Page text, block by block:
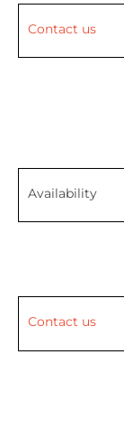
Contact us
Availability
Contact us